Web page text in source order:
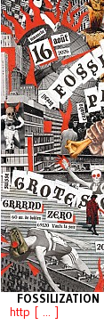
FOSSILIZATION
http [ ... ]